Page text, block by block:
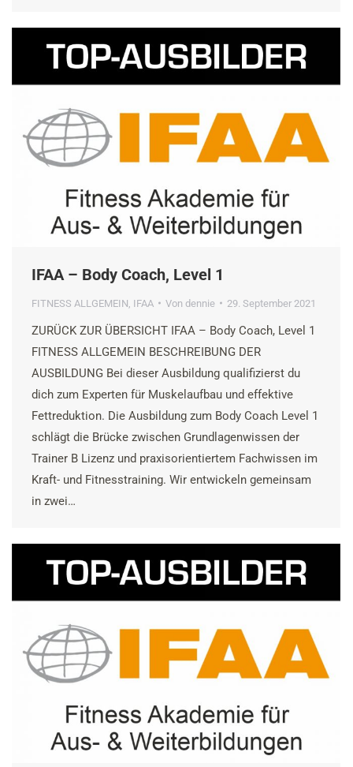
IFAA – Body Coach, Level 1
FITNESS ALLGEMEIN IFAA Von dennie 29. September 2021
ZURÜCK ZUR ÜBERSICHT IFAA – Body Coach, Level 1
FITNESS ALLGEMEIN BESCHREIBUNG DER
AUSBILDUNG Bei dieser Ausbildung qualifizierst du
dich zum Experten für Muskelaufbau und effektive
Fettreduktion. Die Ausbildung zum Body Coach Level 1
schlägt die Brücke zwischen Grundlagenwissen der
Trainer B Lizenz und praxisorientiertem Fachwissen im
Kraft- und Fitnesstraining. Wir entwickeln gemeinsam
in zwei…